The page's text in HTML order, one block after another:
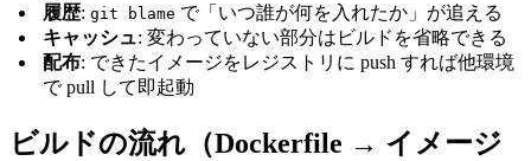
履歴: git blame で「いつ誰が何を入れたか」が追える
キャッシュ: 変わっていない部分はビルドを省略できる
配布: できたイメージをレジストリに push すれば他環境
で pull して即起動
ビルドの流れ（Dockerfile → イメージ